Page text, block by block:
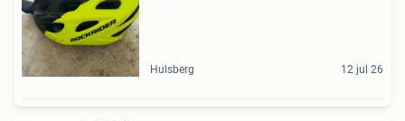
Hulsberg 12 jul 26